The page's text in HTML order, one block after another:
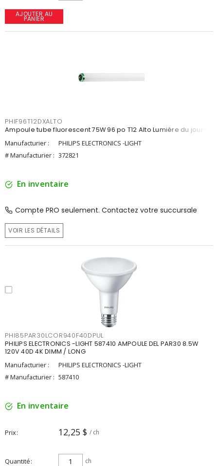
AJOUTER AU
PANIER
PHIF96T12DXALTO
Ampoule tube fluorescent 75W 96 po T12 Alto Lumière du jour
Manufacturier :
PHILIPS ELECTRONICS -LIGHT
# Manufacturier : 372821
En inventaire
Compte PRO seulement. Contactez votre succursale
VOIR LES DÉTAILS
PHI85PAR30LCOR940F40DPUL
PHILIPS ELECTRONICS -LIGHT 587410 AMPOULE DEL PAR30 8.5W
120V 40D 4K DIMM / LONG
Manufacturier :
PHILIPS ELECTRONICS -LIGHT
# Manufacturier : 587410
En inventaire
Prix 12,25 $ / ch
Quantité ch